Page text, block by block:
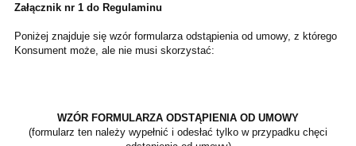
Załącznik nr 1 do Regulaminu
Poniżej znajduje się wzór formularza odstąpienia od umowy, z którego
Konsument może, ale nie musi skorzystać:
WZÓR FORMULARZA ODSTĄPIENIA OD UMOWY
(formularz ten należy wypełnić i odesłać tylko w przypadku chęci